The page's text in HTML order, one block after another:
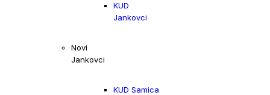
KUD
Jankovci
Novi
Jankovci
KUD Samica